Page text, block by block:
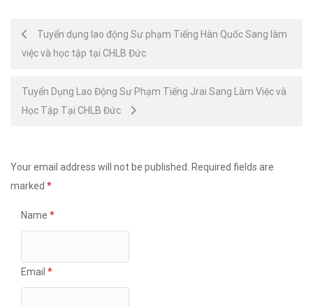
Post
navigation
Tuyển dụng lao động Sư phạm Tiếng Hàn Quốc Sang làm
việc và học tập tại CHLB Đức
Tuyển Dụng Lao Động Sư Phạm Tiếng Jrai Sang Làm Việc và
Học Tập Tại CHLB Đức
Your email address will not be published.
Required fields are
marked *
Name *
Email *